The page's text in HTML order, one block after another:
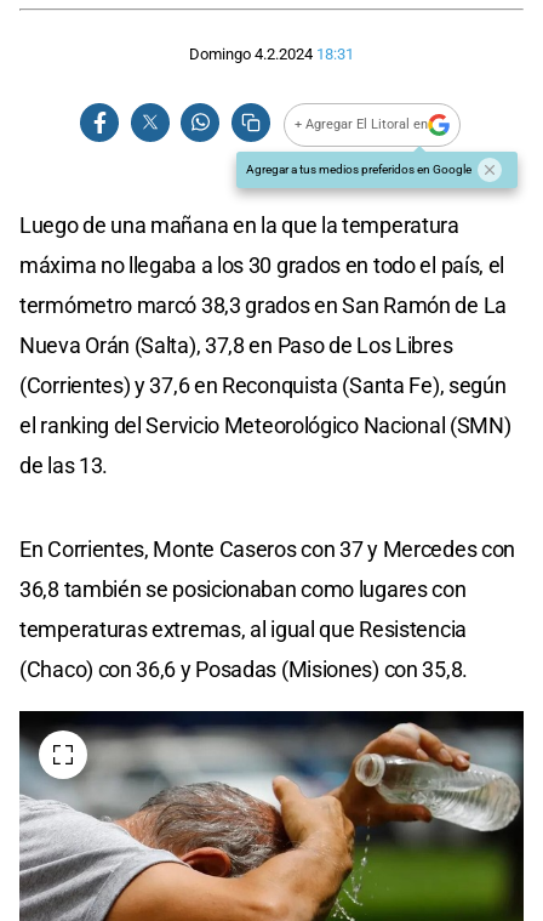
Domingo 4.2.2024 18:31
+ Agregar El Litoral en
Agregar a tus medios preferidos en Google
Luego de una mañana en la que la temperatura
máxima no llegaba a los 30 grados en todo el país, el
termómetro marcó 38,3 grados en San Ramón de La
Nueva Orán (Salta), 37,8 en Paso de Los Libres
(Corrientes) y 37,6 en Reconquista (Santa Fe), según
el ranking del Servicio Meteorológico Nacional (SMN)
de las 13.
En Corrientes, Monte Caseros con 37 y Mercedes con
36,8 también se posicionaban como lugares con
temperaturas extremas, al igual que Resistencia
(Chaco) con 36,6 y Posadas (Misiones) con 35,8.